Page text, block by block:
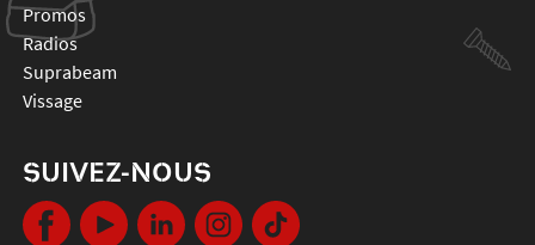
promos
radios
suprabeam
vissage
SUIVEZ-NOUS